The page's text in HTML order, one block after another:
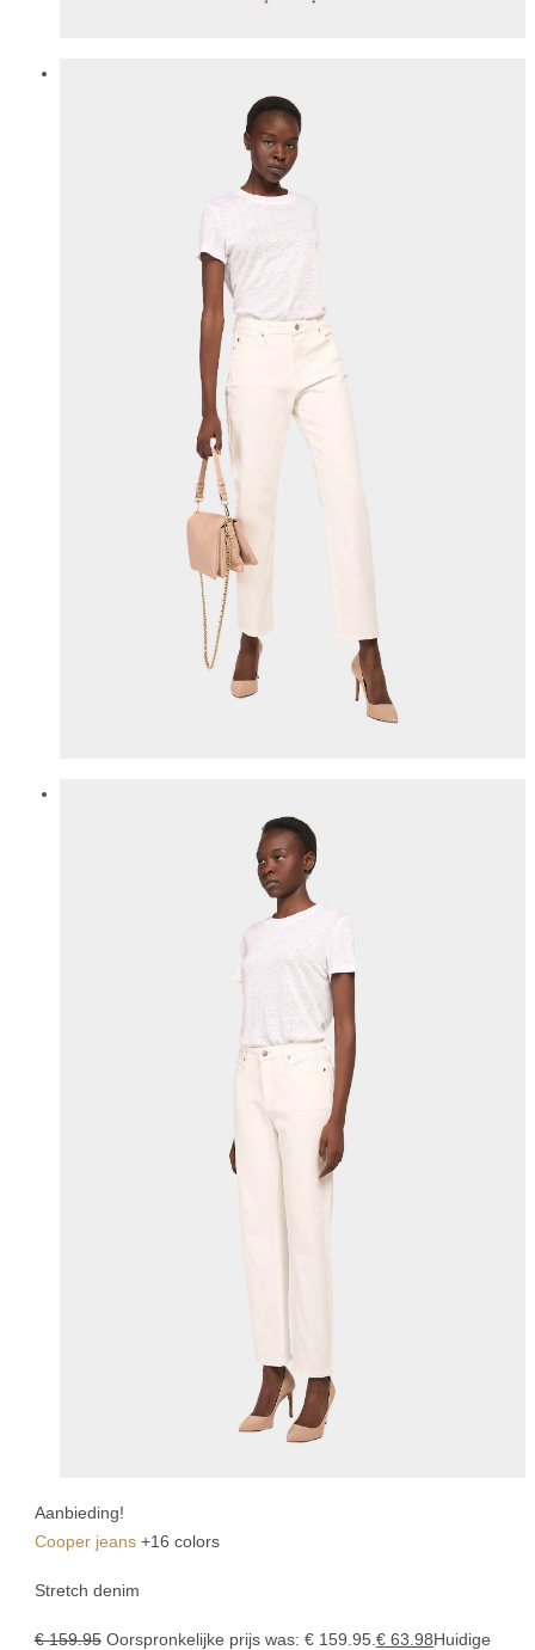
Aanbieding!
Cooper jeans +16 colors
Stretch denim
€159.95 Oorspronkelijke prijs was: € 159.95. €63.98Huidige